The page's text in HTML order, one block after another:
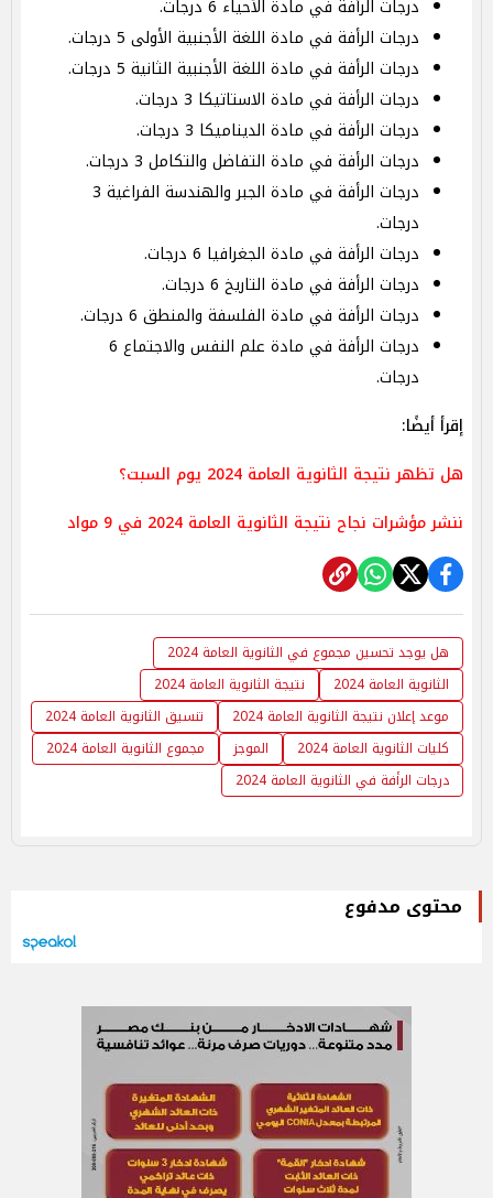
درجات الرأفة في مادة الأحياء 6 درجات.
درجات الرأفة في مادة اللغة الأجنبية الأولى 5 درجات.
درجات الرأفة في مادة اللغة الأجنبية الثانية 5 درجات.
درجات الرأفة في مادة الاستاتيكا 3 درجات.
درجات الرأفة في مادة الديناميكا 3 درجات.
درجات الرأفة في مادة التفاضل والتكامل 3 درجات.
درجات الرأفة في مادة الجبر والهندسة الفراغية 3
درجات.
درجات الرأفة في مادة الجغرافيا 6 درجات.
درجات الرأفة في مادة التاريخ 6 درجات.
درجات الرأفة في مادة الفلسفة والمنطق 6 درجات.
درجات الرأفة في مادة علم النفس والاجتماع 6
درجات.
إقرأ أيضًا:
هل تظهر نتيجة الثانوية العامة 2024 يوم السبت؟
ننشر مؤشرات نجاح نتيجة الثانوية العامة 2024 في 9 مواد
هل يوجد تحسين مجموع في الثانوية العامة 2024
الثانوية العامة 2024
نتيجة الثانوية العامة 2024
موعد إعلان نتيجة الثانوية العامة 2024
تنسيق الثانوية العامة 2024
كليات الثانوية العامة 2024
الموجز
مجموع الثانوية العامة 2024
درجات الرأفة في الثانوية العامة 2024
محتوى مدفوع